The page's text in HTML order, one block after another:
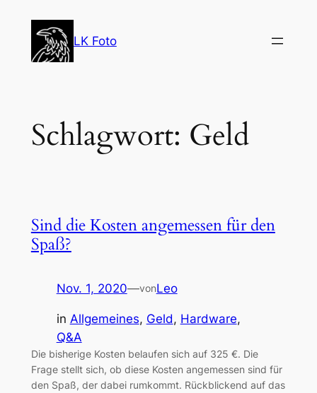
springen
LK Foto
Schlagwort: Geld
Sind die Kosten angemessen für den
Spaß?
Nov. 1, 2020—vonLeo
in Allgemeines, Geld, Hardware
Q&A
Die bisherige Kosten belaufen sich auf 325 €. Die
Frage stellt sich, ob diese Kosten angemessen sind für
den Spaß, der dabei rumkommt. Rückblickend auf das